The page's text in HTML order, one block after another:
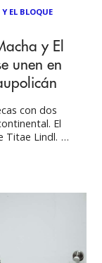
EL BLOQUE
y El
unen en
con dos
El
Titae Lindl.
con sus más